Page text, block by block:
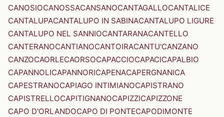
CANOSIOCANOSSACANSANOCANTAGALLOCANTALICE
CANTALUPACANTALUPO IN SABINACANTALUPO LIGURE
CANTALUPO NEL SANNIOCANTARANACANTELLO
CANTERANOCANTIANOCANTOIRACANTU'CANZANO
CANZOCAORLECAORSOCAPACCIOCAPACICAPALBIO
CAPANNOLICAPANNORICAPENACAPERGNANICA
CAPESTRANOCAPIAGO INTIMIANOCAPISTRANO
CAPISTRELLOCAPITIGNANOCAPIZZICAPIZZONE
CAPO D'ORLANDOCAPO DI PONTECAPODIMONTE